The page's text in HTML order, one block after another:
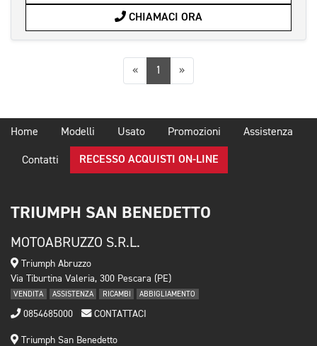
CHIAMACI ORA
«Precedente
1 »Successiva
Home Modelli Usato Promozioni Assistenza
Contatti RECESSO ACQUISTI ON-LINE
TRIUMPH SAN BENEDETTO
MOTOABRUZZO S.R.L.
Triumph Abruzzo
Via Tiburtina Valeria, 300 Pescara (PE)
VENDITA ASSISTENZA RICAMBI ABBIGLIAMENTO
0854685000 CONTATTACI
Triumph San Benedetto